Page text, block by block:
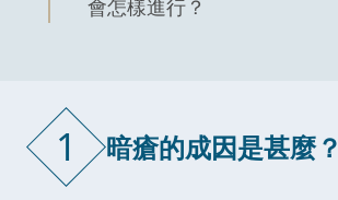
會怎樣進行？
1 暗瘡的成因是甚麼？